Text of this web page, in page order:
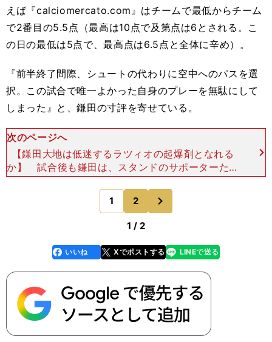
えば『calciomercato.com』はチームで最低からチーム
で2番目の5.5点（最高は10点で及第点は6とされる。こ
の日の最低は5点で、最高点は6.5点と全体に辛め）。
『前半終了間際、シュートの代わりに空中へのパスを選
択。この試合で唯一よかった自身のプレーを無駄にして
しまった』と、鎌田の寸評を寄せている。
次のページへ
【鎌田大地は低迷するラツィオの起爆剤となれる
か】 試合後も鎌田は、スタンドのサポーターたち
と喜びを分かち合うチームメイトと少々距離をとっ
たところで静かに佇んでいた。フランクフルト時代
であれば、輪に入
1 2
1 / 2
faceboo
k
いいね Xでポストする
line LINEで送る